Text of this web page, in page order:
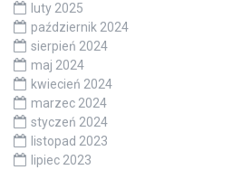
luty 2025
październik 2024
sierpień 2024
maj 2024
kwiecień 2024
marzec 2024
styczeń 2024
listopad 2023
lipiec 2023